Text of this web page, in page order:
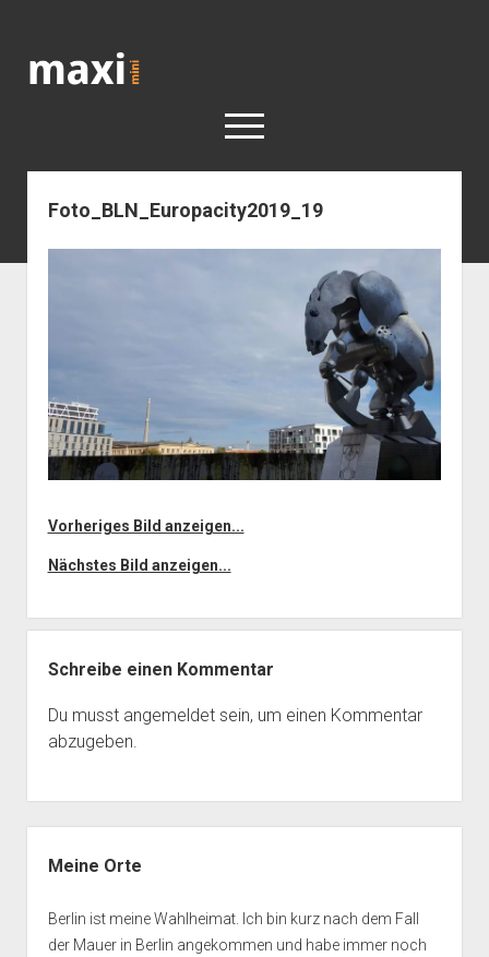
open
< work
Berlin
open
dropdown
menu
Geschichte der Stadt Berlin
Foto_BLN_Europacity2019_19
Vorheriges Bild anzeigen...
Nächstes Bild anzeigen...
Schreibe einen Kommentar
Du musst angemeldetsein, um einen Kommentar
abzugeben.
Meine Orte
Berlin ist meine Wahlheimat. Ich bin kurz nach dem Fall
der Mauer in Berlin angekommen und habe immer noch